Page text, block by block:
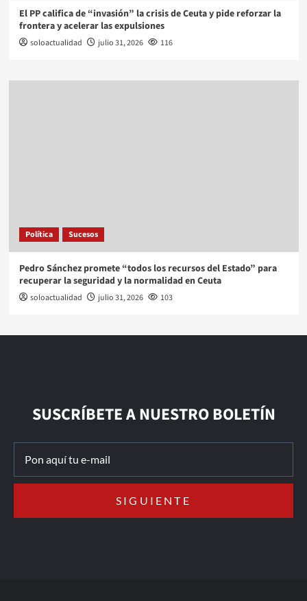
El PP califica de “invasión” la crisis de Ceuta y pide reforzar la
frontera y acelerar las expulsiones
soloactualidad julio 31, 2026 116
Política Sucesos
Pedro Sánchez promete “todos los recursos del Estado” para
recuperar la seguridad y la normalidad en Ceuta
soloactualidad julio 31, 2026 103
SUSCRÍBETE A NUESTRO BOLETÍN